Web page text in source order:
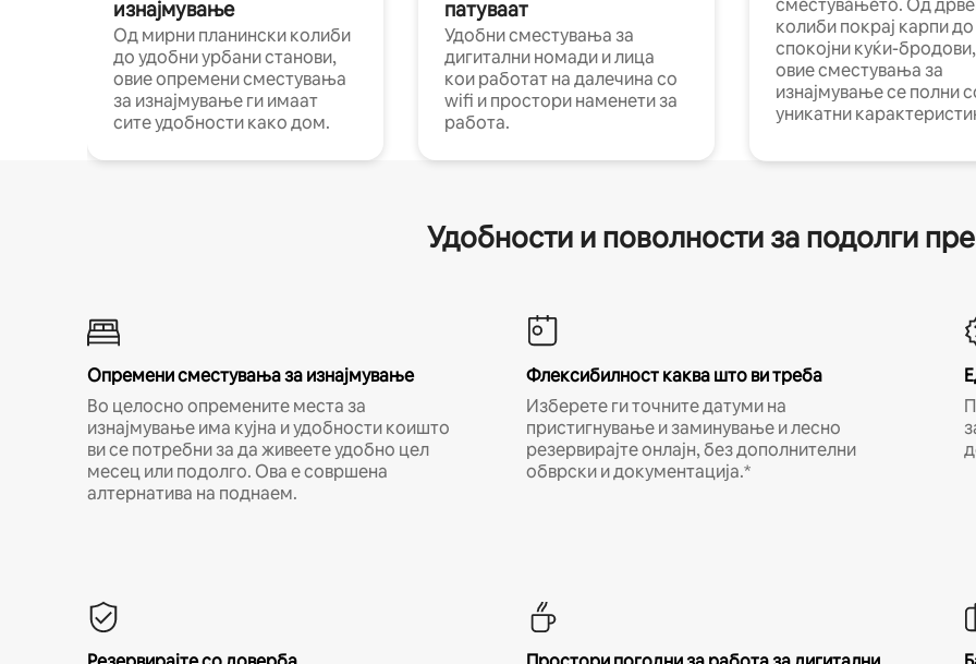
изнајмување
Од мирни планински колиби
до удобни урбани станови,
овие опремени сместувања
за изнајмување ги имаат
сите удобности како дом.
патуваат
Удобни сместувања за
дигитални номади и лица
кои работат на далечина со
wifi и простори наменети за
работа.
сместувањето. Од
колиби покрај карпи до
спокојни куќи-бродови,
овие сместувања за
изнајмување се полни
уникатни
Удобности и поволности за подолги
Опремени сместувања за изнајмување
Во целосно опремените места за
изнајмување има кујна и удобности коишто
ви се потребни за да живеете удобно цел
месец или подолго. Ова е совршена
алтернатива на поднаем.
Флексибилност каква што ви треба
Изберете ги точните датуми на
пристигнување и заминување и лесно
резервирајте онлајн, без дополнителни
обврски и документација.*